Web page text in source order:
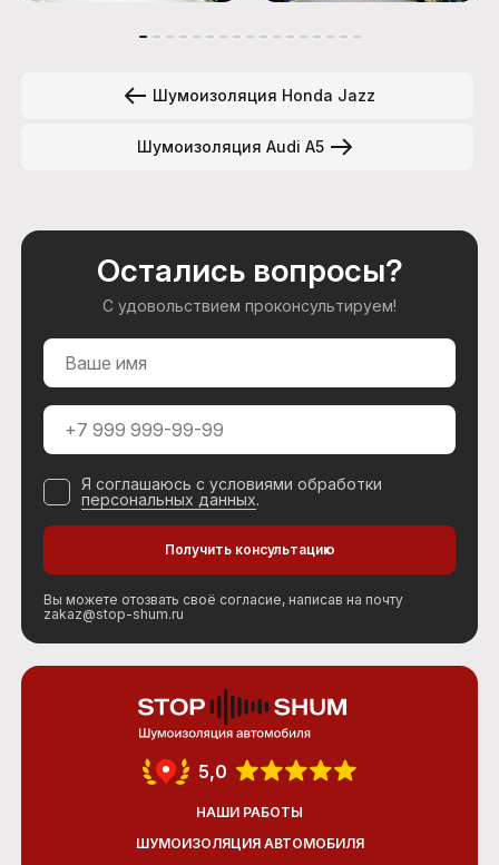
Шумоизоляция Honda Jazz
Шумоизоляция Audi A5
Остались вопросы?
С удовольствием проконсультируем!
Я соглашаюсь с условиями обработки
персональных данных.
Вы можете отозвать своё согласие, написав на почту
zakaz@stop-shum.ru
5,0
НАШИ РАБОТЫ
ШУМОИЗОЛЯЦИЯ АВТОМОБИЛЯ